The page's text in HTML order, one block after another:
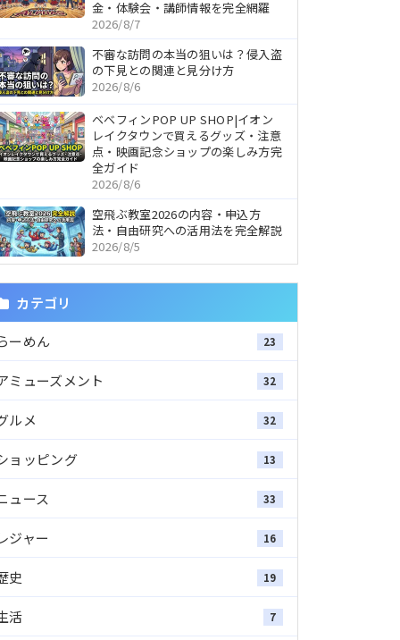
金・体験会・講師情報を完全網羅
2026/8/7
不審な訪問の本当の狙いは？侵入盗
の下見との関連と見分け方
2026/8/6
ベベフィンPOP UP SHOP|イオン
レイクタウンで買えるグッズ・注意
点・映画記念ショップの楽しみ方完
全ガイド
2026/8/6
空飛ぶ教室2026の内容・申込方
法・自由研究への活用法を完全解説
2026/8/5
カテゴリ
ーめん 23
ミューズメント 32
ルメ 32
ョッピング 13
ュース 33
ジャー 16
史 19
活 7